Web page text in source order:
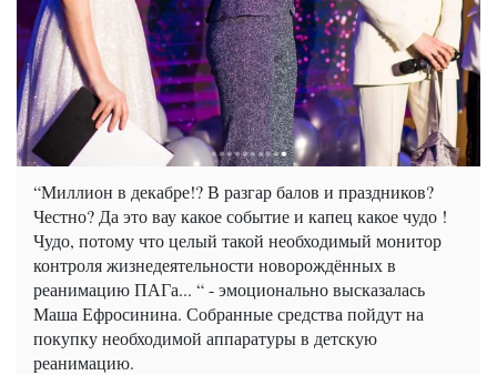
“Миллион в декабре!? В разгар балов и праздников?
Честно? Да это вау какое событие и капец какое чудо !
Чудо, потому что целый такой необходимый монитор
контроля жизнедеятельности новорождённых в
реанимацию ПАГа... “ - эмоционально высказалась
Маша Ефросинина. Собранные средства пойдут на
покупку необходимой аппаратуры в детскую
реанимацию.